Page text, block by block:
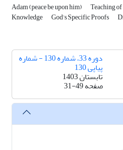
Adam (peace be upon him) Teaching
Knowledge God’s Specific Proofs
دوره 33، شماره 130 - شماره
پیاپی 130
تابستان 1403
صفحه31-49